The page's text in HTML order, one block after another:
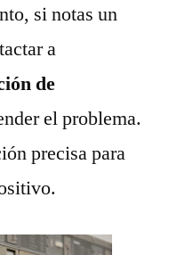
si notas un
a
de
el problema.
precisa para